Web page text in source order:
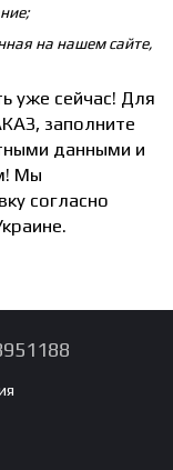
на нашем сайте,
уже сейчас! Для
заполните
данными и
Мы
согласно